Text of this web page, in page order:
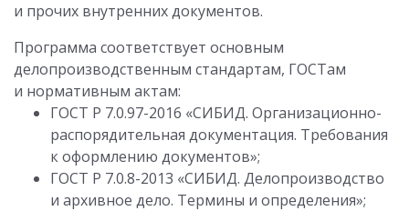
и прочих внутренних документов.
Программа соответствует основным
делопроизводственным стандартам, ГОСТам
и нормативным актам:
ГОСТ Р 7.0.97-2016 «СИБИД. Организационно-
распорядительная документация. Требования
к оформлению документов»;
ГОСТ Р 7.0.8-2013 «СИБИД. Делопроизводство
и архивное дело. Термины и определения»;